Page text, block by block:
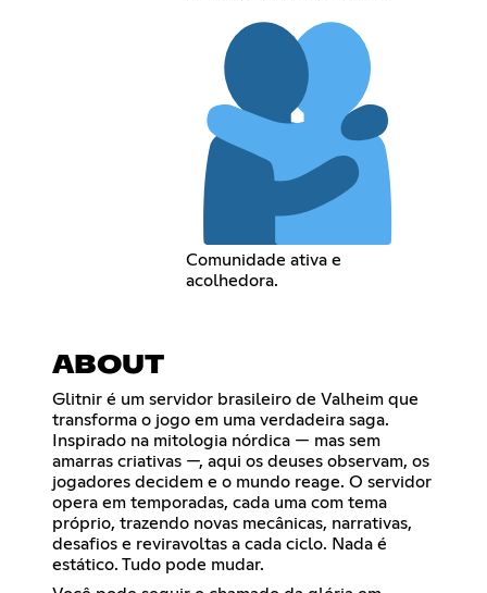
Comunidade ativa e
acolhedora.
ABOUT
Glitnir é um servidor brasileiro de Valheim que
transforma o jogo em uma verdadeira saga.
Inspirado na mitologia nórdica — mas sem
amarras criativas —, aqui os deuses observam, os
jogadores decidem e o mundo reage. O servidor
opera em temporadas, cada uma com tema
próprio, trazendo novas mecânicas, narrativas,
desafios e reviravoltas a cada ciclo. Nada é
estático. Tudo pode mudar.